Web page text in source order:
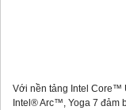
Với nền tảng Intel Core™
Intel® Arc™, Yoga 7 đảm